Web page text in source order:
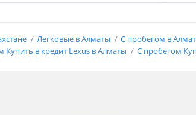
хорошо 140-160 не напрягаясь! На
уважают, пропускают, пару раз
Легковые в Алматы С пробегом в
Купить в кредит Lexus в Алматы
С пробегом